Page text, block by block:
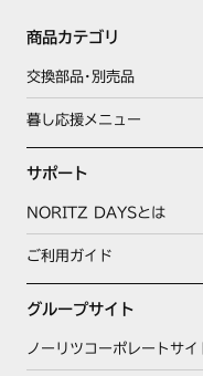
商品カテゴリ
交換部品･別売品
暮し応援メニュー
サポート
NORITZ DAYSとは
ご利用ガイド
グループサイト
ノーリツコーポレートサイ